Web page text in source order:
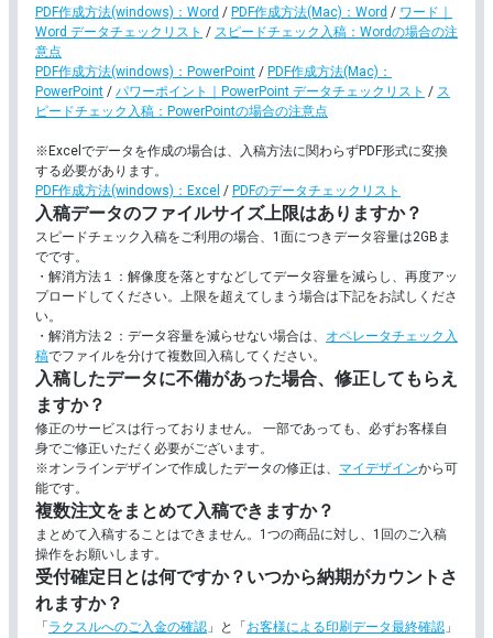
奉書紙 白色
より青白い色合いです。表面はつるつる、
ざらざらしています。
合成紙(ユポ)
ポリプロピレン樹脂を原料とした合成紙で
に強くて破れにくく、写真の印刷適正や筆
あります。
淡クリームキンマリ
淡く黄みがかった用紙です。小説などによ
片面強光沢紙/裏面上質
表は鏡面加工された強い光沢があり、裏面
紙で書き込みやすい用紙です。
トレーシングペーパー
半透明で裏が透けるのが特徴的な用紙です
式のメニューやラッピングの他、模写用に
半更クラフト紙
両更クラフトより薄い茶色で封筒に使われ
す。ヴィンテージ感を出す際にピッタリで
両更クラフト紙
半更クラフト紙より濃い茶色のクラフト紙
レトロな雰囲気を出すことができます。
光沢再生紙(コート)
通常のコート紙よりややくすんだ色合いに
す。
マット再生紙(マット)
古紙を一部使用し環境に配慮したマット紙
通常のマット紙よりややくすんだ色合いに
PDF作成方法(windows)：Word / PDF作成方法(Mac)：Word / ワード｜
Word データチェックリスト / スピードチェック入稿：Wordの場合の注
意点
PDF作成方法(windows)：PowerPoint / PDF作成方法(Mac)：
PowerPoint / パワーポイント｜PowerPoint データチェックリスト / ス
ピードチェック入稿：PowerPointの場合の注意点
※Excelでデータを作成の場合は、入稿方法に関わらずPDF形式に変換
する必要があります。
PDF作成方法(windows)：Excel / PDFのデータチェックリスト
入稿データのファイルサイズ上限はありますか？
スピードチェック入稿をご利用の場合、1面につきデータ容量は2GBま
でです。
・解消方法１：解像度を落とすなどしてデータ容量を減らし、再度アッ
プロードしてください。上限を超えてしまう場合は下記をお試しくださ
い。
・解消方法２：データ容量を減らせない場合は、 オペレータチェック入
稿でファイルを分けて複数回入稿してください。
入稿したデータに不備があった場合、修正してもらえ
ますか？
修正のサービスは行っておりません。 一部であっても、必ずお客様自
身でご修正いただく必要がございます。
※オンラインデザインで作成したデータの修正は、 マイデザインから可
能です。
複数注文をまとめて入稿できますか？
まとめて入稿することはできません。1つの商品に対し、1回のご入稿
操作をお願いします。
受付確定日とは何ですか？いつから納期がカウントさ
れますか？
「 ラクスルへのご入金の確認 」と「 お客様による印刷データ最終確認 」